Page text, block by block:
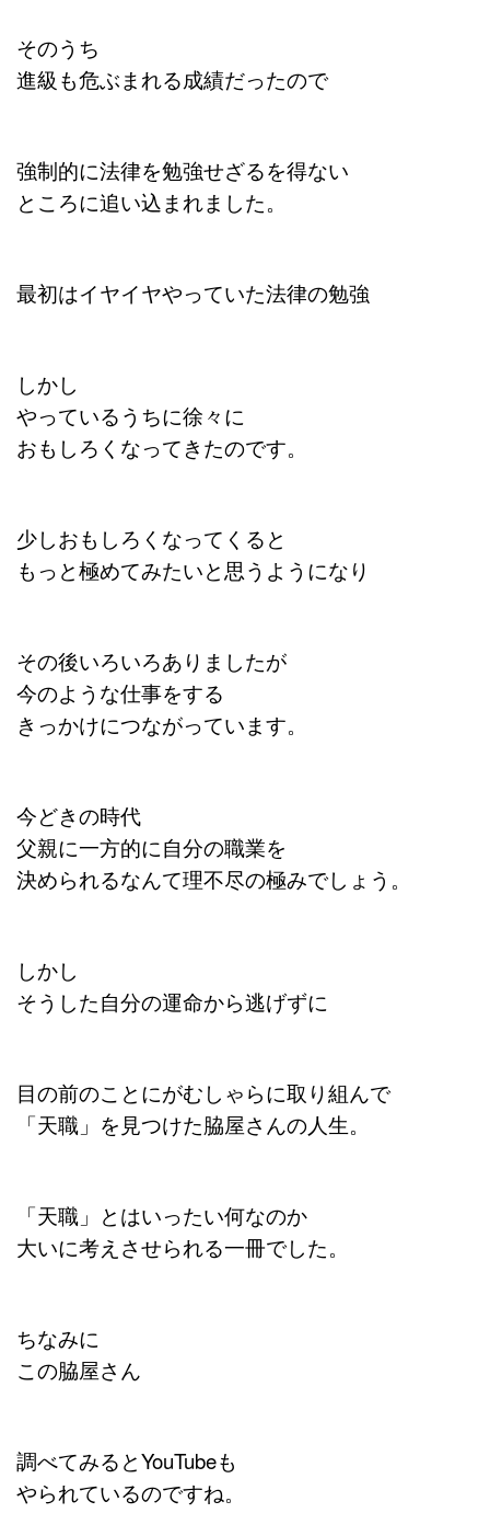
そのうち
進級も危ぶまれる成績だったので
強制的に法律を勉強せざるを得ない
ところに追い込まれました。
最初はイヤイヤやっていた法律の勉強
しかし
やっているうちに徐々に
おもしろくなってきたのです。
少しおもしろくなってくると
もっと極めてみたいと思うようになり
その後いろいろありましたが
今のような仕事をする
きっかけにつながっています。
今どきの時代
父親に一方的に自分の職業を
決められるなんて理不尽の極みでしょう。
しかし
そうした自分の運命から逃げずに
目の前のことにがむしゃらに取り組んで
「天職」を見つけた脇屋さんの人生。
「天職」とはいったい何なのか
大いに考えさせられる一冊でした。
ちなみに
この脇屋さん
調べてみるとYouTubeも
やられているのですね。